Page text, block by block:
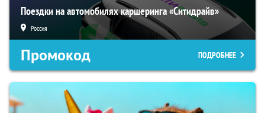
Поездки на автомобилях каршеринга «Ситидрайв»
Россия
Промокод ПОДРОБНЕЕ